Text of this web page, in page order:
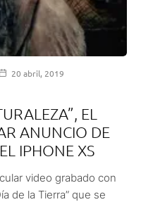
20 abril, 2019
EL
ANUNCIO DE
IPHONE XS
video grabado con
de la Tierra” que se